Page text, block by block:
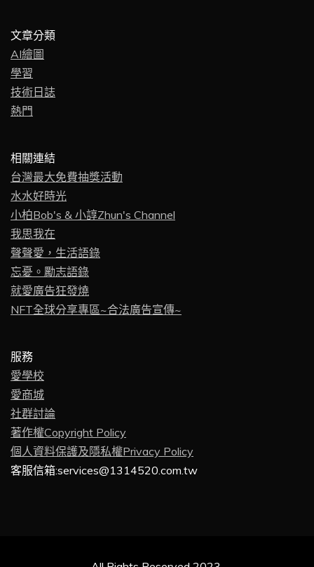
文章分類
AI繪圖
學習
技術日誌
熱門
相關連結
台灣最大免費抽獎活動
水水好時光
小柏Bob's & 小諄Zhun's Channel
我思我在
聲聲愛，生活語錄
忘憂。勵志語錄
就愛廣告狂發燒
NFT全球分享專區~合法廣告宣傳~
服務
愛學校
愛商城
社群討論
著作權Copyright Policy
個人資料保護及隱私權Privacy Policy
客服信箱:services@1314520.com.tw